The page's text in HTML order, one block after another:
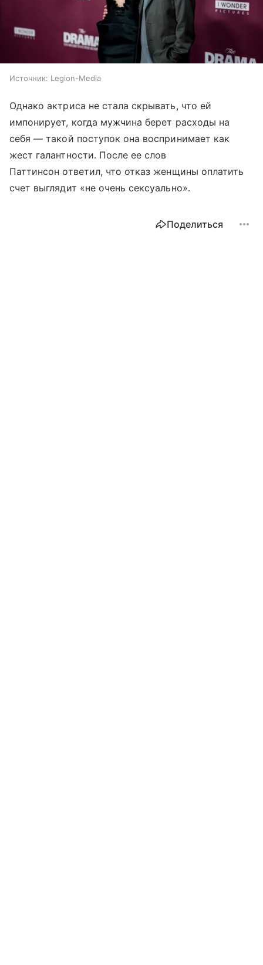
Источник: Legion-Media
Однако актриса не стала скрывать, что ей
импонирует, когда мужчина берет расходы на
себя — такой поступок она воспринимает как
жест галантности. После ее слов
Паттинсон ответил, что отказ женщины оплатить
счет выглядит «не очень сексуально».
Поделиться